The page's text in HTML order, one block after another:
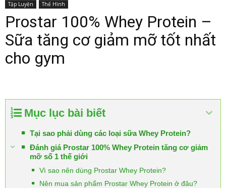
Tập Luyện Thể Hình
Prostar 100% Whey Protein –
Sữa tăng cơ giảm mỡ tốt nhất
cho gym
Mục lục bài biết
Tại sao phải dùng các loại sữa Whey Protein?
Đánh giá Prostar 100% Whey Protein tăng cơ giảm
mỡ số 1 thế giới
Vì sao nên dùng Prostar Whey Protein?
Nên mua sản phẩm Prostar Whey Protein ở đâu?